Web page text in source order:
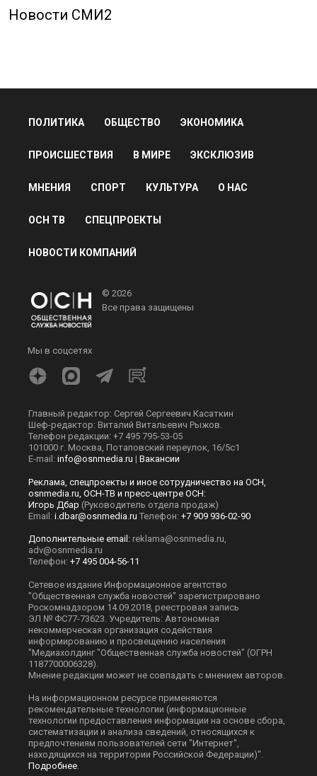
Новости СМИ2
ПОЛИТИКА ОБЩЕСТВО ЭКОНОМИКА
ПРОИСШЕСТВИЯ В МИРЕ ЭКСКЛЮЗИВ
МНЕНИЯ СПОРТ КУЛЬТУРА О НАС
ОСН ТВ СПЕЦПРОЕКТЫ
НОВОСТИ КОМПАНИЙ
© 2026
Все права защищены
Мы в соцсетях
Главный редактор: Сергей Сергеевич Касаткин
Шеф-редактор: Виталий Витальевич Рыжов.
Телефон редакции: +7 495 795-53-05
101000 г. Москва, Потаповский переулок, 16/5с1
E-mail: info@osnmedia.ru | Вакансии
Реклама, спецпроекты и иное сотрудничество на ОСН,
osnmedia.ru, ОСН-ТВ и пресс-центре ОСН:
Игорь Дбар (Руководитель отдела продаж)
Email: i.dbar@osnmedia.ru Телефон: +7 909 936-02-90
Дополнительные email: reklama@osnmedia.ru,
adv@osnmedia.ru
Телефон: +7 495 004-56-11
Сетевое издание Информационное агентство
"Общественная служба новостей" зарегистрировано
Роскомнадзором 14.09.2018, реестровая запись
ЭЛ № ФС77-73623. Учредитель: Автономная
некоммерческая организация содействия
информированию и просвещению населения
"Медиахолдинг "Общественная служба новостей" (ОГРН
1187700006328).
Мнение редакции может не совпадать с мнением авторов.
На информационном ресурсе применяются
рекомендательные технологии (информационные
технологии предоставления информации на основе сбора,
систематизации и анализа сведений, относящихся к
предпочтениям пользователей сети "Интернет",
находящихся на территории Российской Федерации)".
Подробнее.